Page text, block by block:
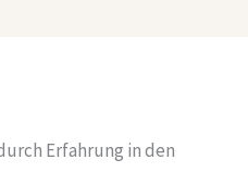
Erfahrung in den